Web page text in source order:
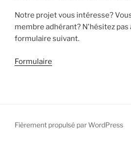
Notre projet vous intéresse?
membre adhérant? N'hésitez pas
formulaire suivant.
Formulaire
Fièrement propulsé par WordPress